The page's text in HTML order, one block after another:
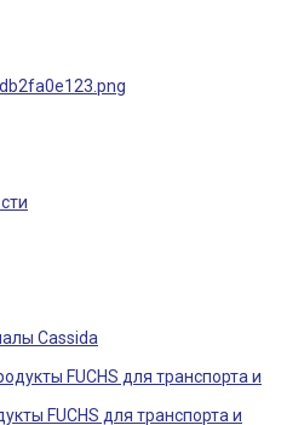
Cassida
FUCHS для транспорта и